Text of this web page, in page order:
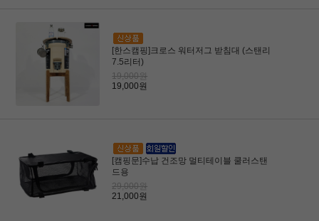
[한스캠핑]크로스 워터저그 받침대 (스탠리
7.5리터)
19,000원
19,000원
[캠핑문]수납 건조망 멀티테이블 쿨러스탠
드용
29,000원
21,000원